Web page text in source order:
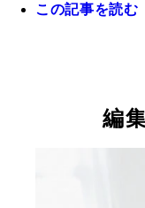
この記事を読む
編